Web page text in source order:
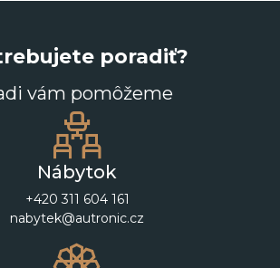
poradiť?
vám pomôžeme
Nábytok
+420 311 604 161
nabytek@autronic.cz